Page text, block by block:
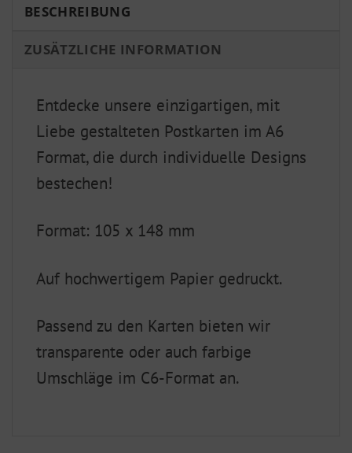
BESCHREIBUNG
ZUSÄTZLICHE INFORMATION
Entdecke unsere einzigartigen, mit
Liebe gestalteten Postkarten im A6
Format, die durch individuelle Designs
bestechen!
Format: 105 x 148 mm
Auf hochwertigem Papier gedruckt.
Passend zu den Karten bieten wir
transparente oder auch farbige
Umschläge im C6-Format an.